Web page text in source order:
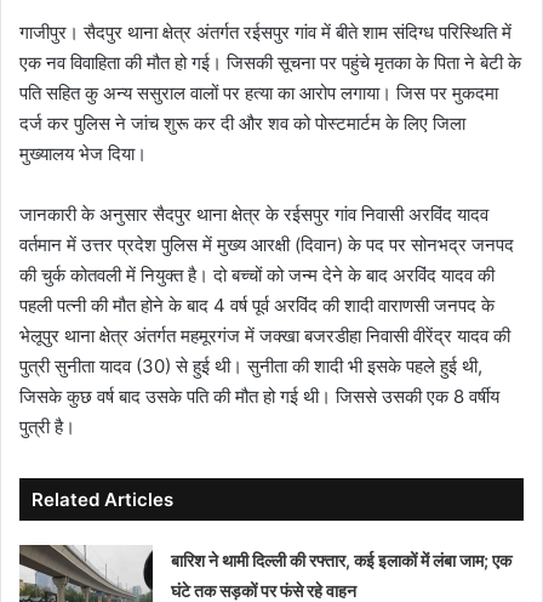
गाजीपुर। सैदपुर थाना क्षेत्र अंतर्गत रईसपुर गांव में बीते शाम संदिग्ध परिस्थिति में
एक नव विवाहिता की मौत हो गई। जिसकी सूचना पर पहुंचे मृतका के पिता ने बेटी के
पति सहित कु अन्य ससुराल वालों पर हत्या का आरोप लगाया। जिस पर मुकदमा
दर्ज कर पुलिस ने जांच शुरू कर दी और शव को पोस्टमार्टम के लिए जिला
मुख्यालय भेज दिया।
जानकारी के अनुसार सैदपुर थाना क्षेत्र के रईसपुर गांव निवासी अरविंद यादव
वर्तमान में उत्तर प्रदेश पुलिस में मुख्य आरक्षी (दिवान) के पद पर सोनभद्र जनपद
की चुर्क कोतवली में नियुक्त है। दो बच्चों को जन्म देने के बाद अरविंद यादव की
पहली पत्नी की मौत होने के बाद 4 वर्ष पूर्व अरविंद की शादी वाराणसी जनपद के
भेलूपुर थाना क्षेत्र अंतर्गत महमूरगंज में जक्खा बजरडीहा निवासी वीरेंद्र यादव की
पुत्री सुनीता यादव (30) से हुई थी। सुनीता की शादी भी इसके पहले हुई थी,
जिसके कुछ वर्ष बाद उसके पति की मौत हो गई थी। जिससे उसकी एक 8 वर्षीय
पुत्री है।
Related Articles
बारिश ने थामी दिल्ली की रफ्तार, कई इलाकों में लंबा जाम; एक
घंटे तक सड़कों पर फंसे रहे वाहन